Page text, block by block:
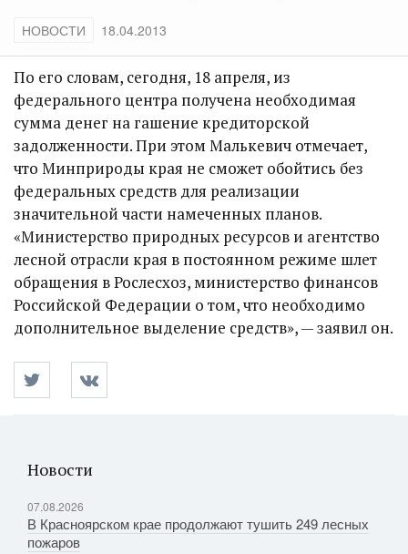
НОВОСТИ 18.04.2013
По его словам, сегодня, 18 апреля, из
федерального центра получена необходимая
сумма денег на гашение кредиторской
задолженности. При этом Малькевич отмечает,
что Минприроды края не сможет обойтись без
федеральных средств для реализации
значительной части намеченных планов.
«Министерство природных ресурсов и агентство
лесной отрасли края в постоянном режиме шлет
обращения в Рослесхоз, министерство финансов
Российской Федерации о том, что необходимо
дополнительное выделение средств», — заявил он.
Новости
07.08.2026
В Красноярском крае продолжают тушить 249 лесных
пожаров